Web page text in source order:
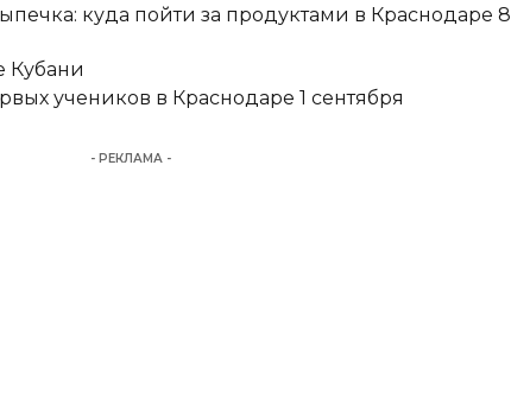
куда пойти за продуктами в Краснодаре 8
Кубани
учеников в Краснодаре 1 сентября
- РЕКЛАМА -